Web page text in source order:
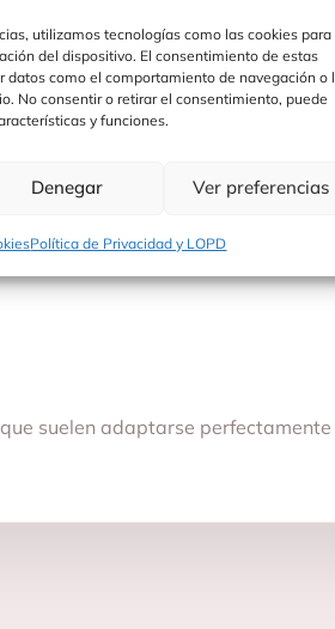
utilizamos tecnologías como las cookies para
del dispositivo. El consentimiento de estas
datos como el comportamiento de navegación o
No consentir o retirar el consentimiento, puede
y funciones.
Denegar Ver preferencias
Política de Privacidad y LOPD
suelen adaptarse